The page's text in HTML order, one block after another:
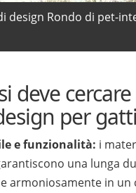
design Rondo di pet-
deve
per
e funzionalità: i
una lunga
armoniosamente in